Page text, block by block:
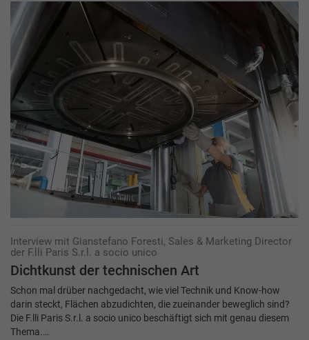
Interview mit Gianstefano Foresti, Sales & Marketing Director
der F.lli Paris S.r.l. a socio unico
Dichtkunst der technischen Art
Schon mal drüber nachgedacht, wie viel Technik und Know-how
darin steckt, Flächen abzudichten, die zueinander beweglich sind?
Die F.lli Paris S.r.l. a socio unico beschäftigt sich mit genau diesem
Thema.…